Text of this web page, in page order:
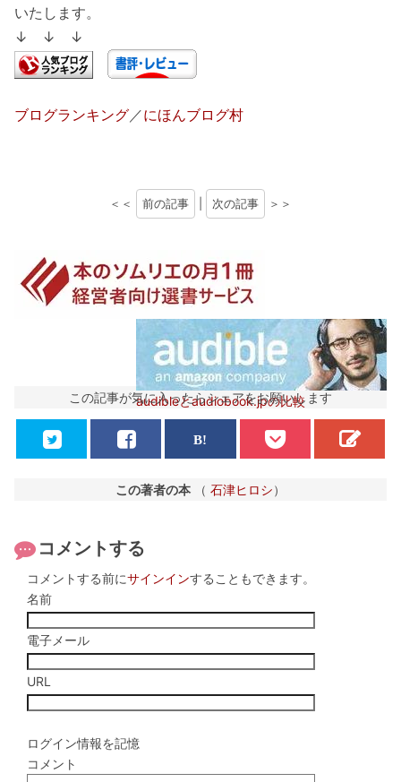
いたします。
↓ ↓ ↓
ブログランキング／にほんブログ村
＜＜ 前の記事 次の記事 ＞＞
audibleとaudiobook.jpの比較
この記事が気に入ったらシェアをお願いします
この著者の本 （ 石津ヒロシ）
コメントする
コメントする前にサインインすることもできます。
名前
電子メール
URL
ログイン情報を記憶
コメント